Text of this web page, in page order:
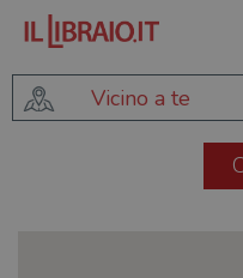
Vicino a te